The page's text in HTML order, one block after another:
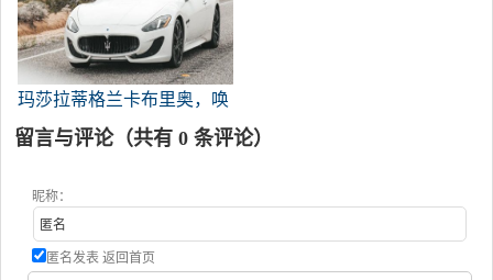
玛莎拉蒂格兰卡布里奥，唤
醒你的感官
留言与评论（共有 0 条评论）
昵称：
匿名发表 返回首页